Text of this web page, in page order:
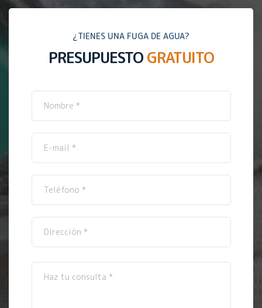
¿TIENES UNA FUGA DE AGUA?
PRESUPUESTO GRATUITO